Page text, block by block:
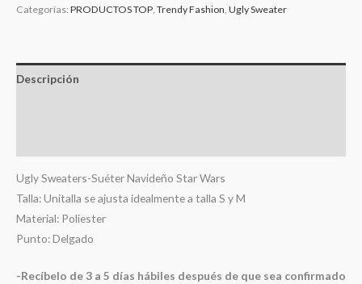
Categorías: PRODUCTOS TOP, Trendy Fashion, Ugly Sweater
Descripción
Ugly Sweaters-Suéter Navideño Star Wars
Talla: Unitalla se ajusta idealmente a talla S y M
Material: Poliester
Punto: Delgado
-Recíbelo de 3 a 5 días hábiles después de que sea confirmado